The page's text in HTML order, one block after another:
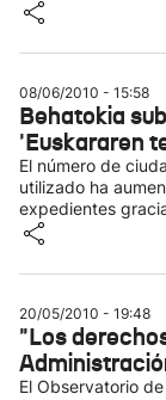
08/06/2010 - 15:58
Behatokia
'Euskararen
El número de
utilizado ha
expedientes
20/05/2010 - 19:48
"Los
El Observatorio